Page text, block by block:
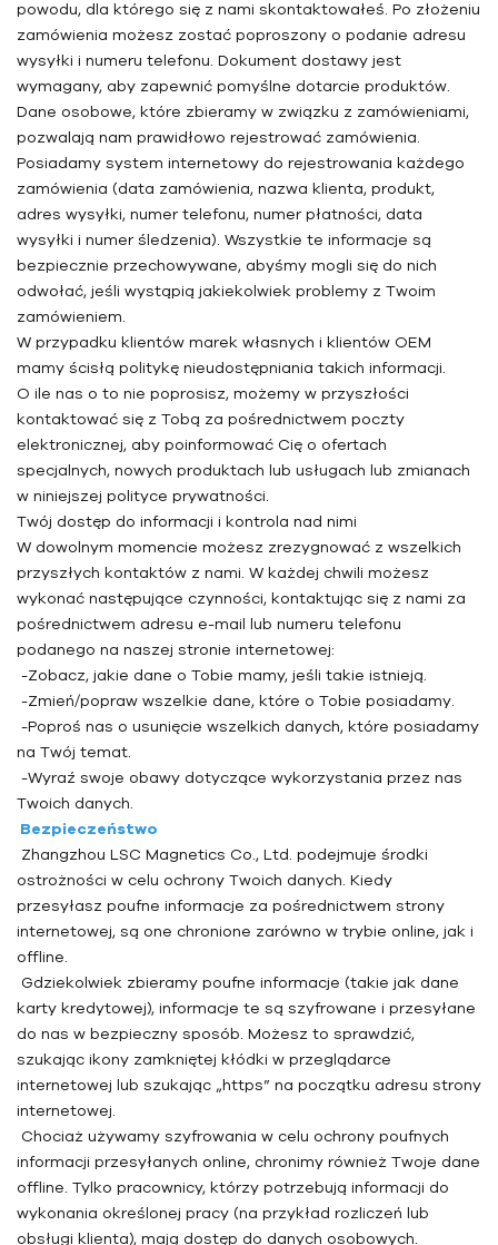
powodu, dla którego się z nami skontaktowałeś. Po złożeniu
zamówienia możesz zostać poproszony o podanie adresu
wysyłki i numeru telefonu. Dokument dostawy jest
wymagany, aby zapewnić pomyślne dotarcie produktów.
Dane osobowe, które zbieramy w związku z zamówieniami,
pozwalają nam prawidłowo rejestrować zamówienia.
Posiadamy system internetowy do rejestrowania każdego
zamówienia (data zamówienia, nazwa klienta, produkt,
adres wysyłki, numer telefonu, numer płatności, data
wysyłki i numer śledzenia). Wszystkie te informacje są
bezpiecznie przechowywane, abyśmy mogli się do nich
odwołać, jeśli wystąpią jakiekolwiek problemy z Twoim
zamówieniem.
W przypadku klientów marek własnych i klientów OEM
mamy ścisłą politykę nieudostępniania takich informacji.
O ile nas o to nie poprosisz, możemy w przyszłości
kontaktować się z Tobą za pośrednictwem poczty
elektronicznej, aby poinformować Cię o ofertach
specjalnych, nowych produktach lub usługach lub zmianach
w niniejszej polityce prywatności.
Twój dostęp do informacji i kontrola nad nimi
W dowolnym momencie możesz zrezygnować z wszelkich
przyszłych kontaktów z nami. W każdej chwili możesz
wykonać następujące czynności, kontaktując się z nami za
pośrednictwem adresu e-mail lub numeru telefonu
podanego na naszej stronie internetowej:
-Zobacz, jakie dane o Tobie mamy, jeśli takie istnieją.
-Zmień/popraw wszelkie dane, które o Tobie posiadamy.
-Poproś nas o usunięcie wszelkich danych, które posiadamy
na Twój temat.
-Wyraź swoje obawy dotyczące wykorzystania przez nas
Twoich danych.
Bezpieczeństwo
Zhangzhou LSC Magnetics Co., Ltd. podejmuje środki
ostrożności w celu ochrony Twoich danych. Kiedy
przesyłasz poufne informacje za pośrednictwem strony
internetowej, są one chronione zarówno w trybie online, jak i
offline.
Gdziekolwiek zbieramy poufne informacje (takie jak dane
karty kredytowej), informacje te są szyfrowane i przesyłane
do nas w bezpieczny sposób. Możesz to sprawdzić,
szukając ikony zamkniętej kłódki w przeglądarce
internetowej lub szukając „https” na początku adresu strony
internetowej.
Chociaż używamy szyfrowania w celu ochrony poufnych
informacji przesyłanych online, chronimy również Twoje dane
offline. Tylko pracownicy, którzy potrzebują informacji do
wykonania określonej pracy (na przykład rozliczeń lub
obsługi klienta), mają dostęp do danych osobowych.